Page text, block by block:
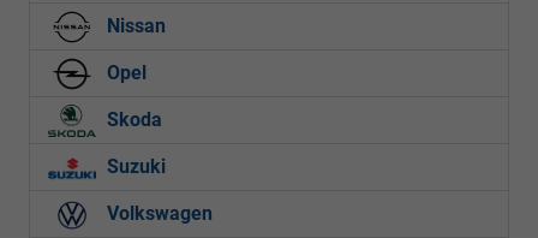
Nissan
Opel
Skoda
Suzuki
Volkswagen